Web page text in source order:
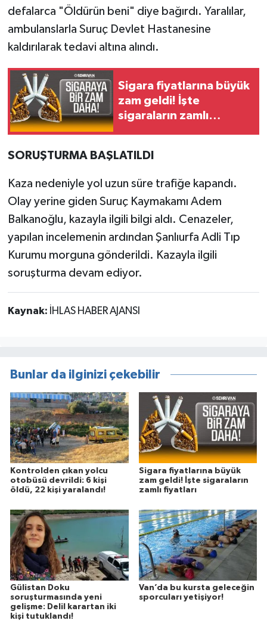
defalarca "Öldürün beni" diye bağırdı. Yaralılar,
ambulanslarla Suruç Devlet Hastanesine
kaldırılarak tedavi altına alındı.
Sigara fiyatlarına büyük
zam geldi! İşte
sigaraların zamlı
SORUŞTURMA BAŞLATILDI
Kaza nedeniyle yol uzun süre trafiğe kapandı.
Olay yerine giden Suruç Kaymakamı Adem
Balkanoğlu, kazayla ilgili bilgi aldı. Cenazeler,
yapılan incelemenin ardından Şanlıurfa Adli Tıp
Kurumu morguna gönderildi. Kazayla ilgili
soruşturma devam ediyor.
Kaynak: İHLAS HABER AJANSI
Bunlar da ilginizi çekebilir
Kontrolden çıkan yolcu
otobüsü devrildi: 6 kişi
öldü, 22 kişi yaralandı!
Sigara fiyatlarına büyük
zam geldi! İşte sigaraların
zamlı fiyatları
Gülistan Doku
soruşturmasında yeni
gelişme: Delil karartan iki
kişi tutuklandı!
Van’da bu kursta geleceğin
sporcuları yetişiyor!